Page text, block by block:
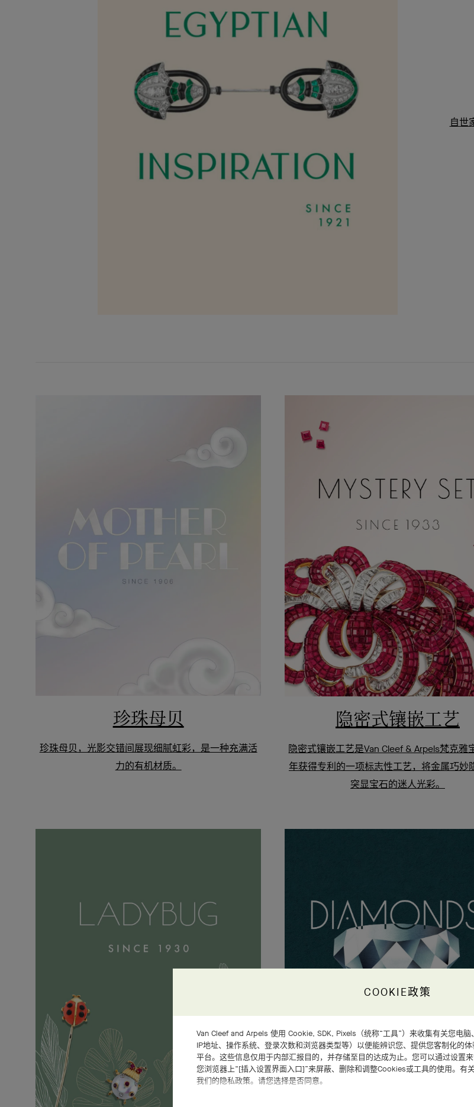
自世
珍珠母贝
珍珠母贝，光影交错间展现细腻虹彩，是一种充满活
力的有机材质。
隐密式镶嵌工艺
隐密式镶嵌工艺是Van Cleef & Arpels梵克雅
年获得专利的一项标志性工艺，将金属巧妙
突显宝石的迷人光彩。
COOKIE政策
Van Cleef and Arpels 使用 Cookie, SDK, Pixels（统称“工具”）来收集有关您电
IP地址、操作系统、登录次数和浏览器类型等）以便能辨识您、提供您客制化的
平台。这些信息仅用于内部汇报目的，并存储至目的达成为止。您可以通过设置
您浏览器上“[插入设置界面入口]”来屏蔽、删除和调整Cookies或工具的使用。有
我们的隐私政策。请您选择是否同意。